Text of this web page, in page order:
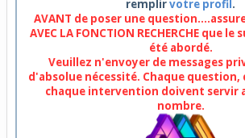
remplirvotre profil .
AVANT de poser une
AVEC LA FONCTION RECHERCHE que
été abordé.
Veuillez n'envoyer de messages
d'absolue nécessité. Chaque question,
chaque intervention doivent servir
nombre.